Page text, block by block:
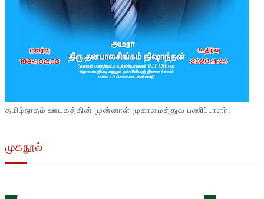
தமிழ்நாதம் ஊடகத்தின் முன்னாள் முகாமைத்துவ பணிப்பாளர்.
முகநூல்